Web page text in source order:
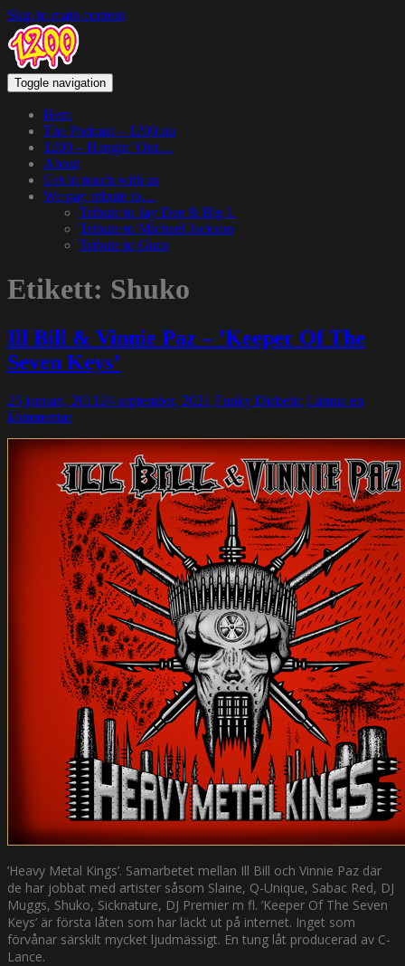
Skip to main content
Toggle navigation
Hem
The Podcast – 1200.nu
1200 – Hangin’ Out…
About
Get in touch with us
We pay tribute to…
Tribute to Jay Dee & Big L
Tribute to Michael Jackson
Tribute to Guru
Etikett: Shuko
Ill Bill & Vinnie Paz – ’Keeper Of The
Seven Keys’
25 januari, 2011 24 september, 2021 Funky Diabetic Lämna en
kommentar
’Heavy Metal Kings’. Samarbetet mellan Ill Bill och Vinnie Paz där
de har jobbat med artister såsom Slaine, Q-Unique, Sabac Red, DJ
Muggs, Shuko, Sicknature, DJ Premier m fl. ’Keeper Of The Seven
Keys’ är första låten som har läckt ut på internet. Inget som
förvånar särskilt mycket ljudmässigt. En tung låt producerad av C-
Lance.